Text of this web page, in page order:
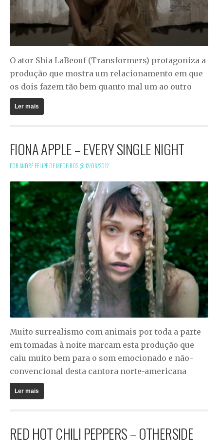
O ator Shia LaBeouf (Transformers) protagoniza a
produção que mostra um relacionamento em que
os dois fazem tão bem quanto mal um ao outro
Ler mais
FIONA APPLE – EVERY SINGLE NIGHT
POR ANDRÉ FELIPE DE MEDEIROS @12/06/2012
Muito surrealismo com animais por toda a parte
em tomadas à noite marcam esta produção que
caiu muito bem para o som emocionado e não-
convencional desta cantora norte-americana
Ler mais
RED HOT CHILI PEPPERS – OTHERSIDE